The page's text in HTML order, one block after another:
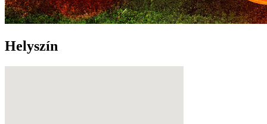
Helyszín